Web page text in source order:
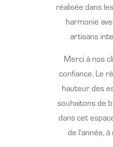
réalisée dans
harmonie
artisans
Merci à nos
confiance. Le
hauteur des
souhaitons de
dans cet
de l'année,